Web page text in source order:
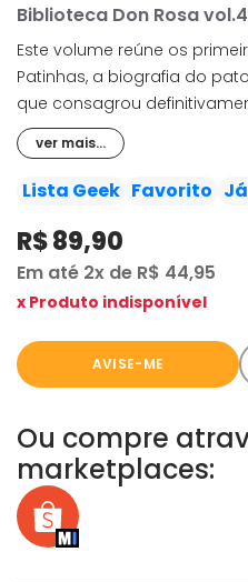
Biblioteca Don Rosa vol.4
Este volume reúne os
Patinhas, a biografia do
que consagrou
dos maiores quadrinistas
ver mais...
Lista Geek Favorito
R$ 89,90
Em até 2x de R$ 44,95
x Produto indisponível
AVISE-ME
Ou compre
marketplaces: